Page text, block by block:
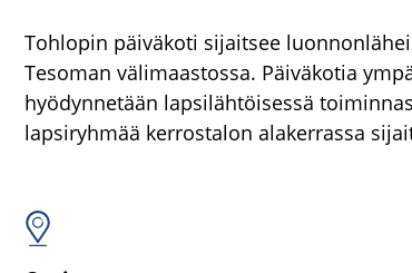
Tohlopin päiväkoti sijaitsee
Tesoman välimaastossa. Päiväkotia
hyödynnetään lapsilähtöisessä
lapsiryhmää kerrostalon alakerrassa